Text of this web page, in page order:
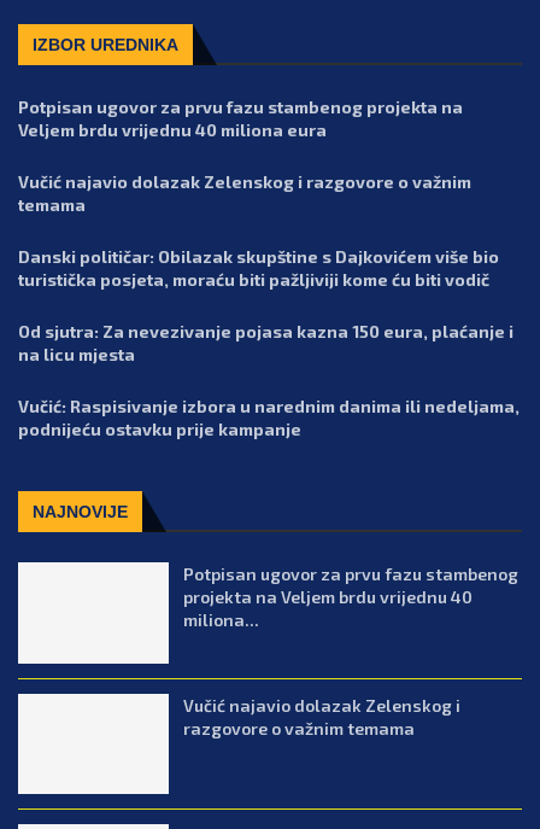
IZBOR UREDNIKA
Potpisan ugovor za prvu fazu stambenog projekta na
Veljem brdu vrijednu 40 miliona eura
Vučić najavio dolazak Zelenskog i razgovore o važnim
temama
Danski političar: Obilazak skupštine s Dajkovićem više bio
turistička posjeta, moraću biti pažljiviji kome ću biti vodič
Od sjutra: Za nevezivanje pojasa kazna 150 eura, plaćanje i
na licu mjesta
Vučić: Raspisivanje izbora u narednim danima ili nedeljama,
podnijeću ostavku prije kampanje
NAJNOVIJE
Potpisan ugovor za prvu fazu stambenog
projekta na Veljem brdu vrijednu 40
miliona...
Vučić najavio dolazak Zelenskog i
razgovore o važnim temama